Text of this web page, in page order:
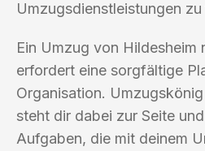
Umzugsdienstleistungen
Ein Umzug von Hildesheim
erfordert eine sorgfältige
Organisation.
steht dir dabei zur Seite
Aufgaben, die mit deinem